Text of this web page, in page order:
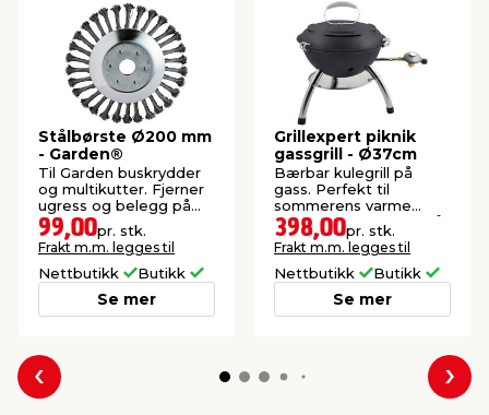
Stålbørste Ø200 mm
- Garden®
Til Garden buskrydder
og multikutter. Fjerner
ugress og belegg på
heller og harde
steinoverflater.
99,00pr. stk.
Frakt m.m. legges til
Nettbutikk Butikk
Se mer
Grillexpert piknik
gassgrill - Ø37cm
Bærbar kulegrill på
gass. Perfekt til
sommerens varme
grillkvelder i parken, på
stranden eller på
balkongen.
398,00pr. stk.
Frakt m.m. legges til
Nettbutikk Butikk
Se mer
Forrige